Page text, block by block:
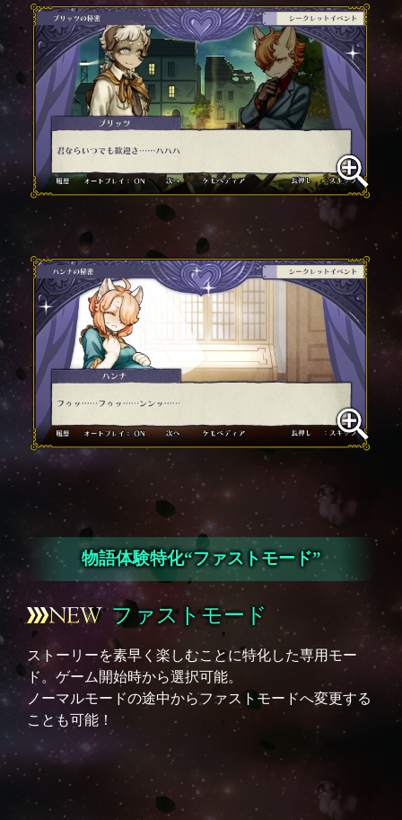
物語体験特化“ファストモード”
ファストモード
ストーリーを素早く楽しむことに特化した専用モー
ド。ゲーム開始時から選択可能。
ノーマルモードの途中からファストモードへ変更する
ことも可能！